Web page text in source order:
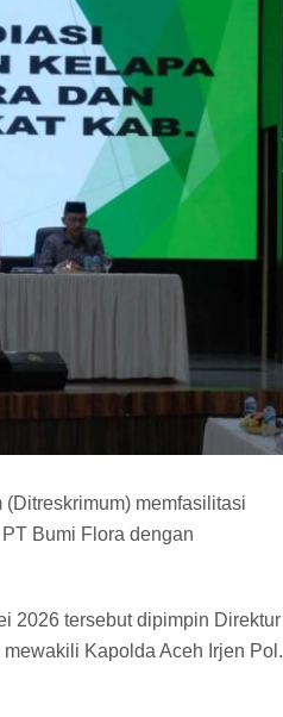
memfasilitasi
Bumi Flora dengan
2026 tersebut dipimpin Direktur
Kapolda Aceh Irjen Pol.